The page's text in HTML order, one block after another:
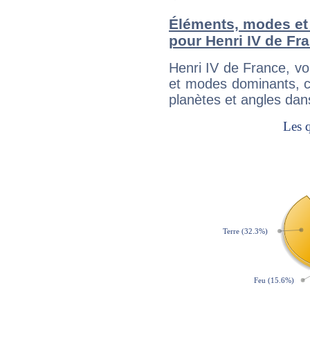
Éléments, modes
pour Henri IV de
Henri IV de France,
et modes dominants,
planètes et angles